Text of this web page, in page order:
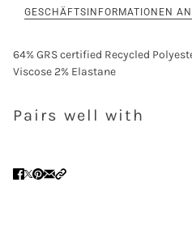
GESCHÄFTSINFORMATIONEN
64% GRS certified Recycled
Viscose 2% Elastane
Pairs well with